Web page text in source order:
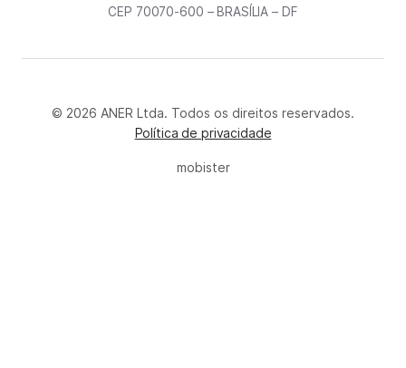
CEP 70070-600 – BRASÍLIA – DF
© 2026 ANER Ltda. Todos os direitos reservados.
Política de privacidade
mobister